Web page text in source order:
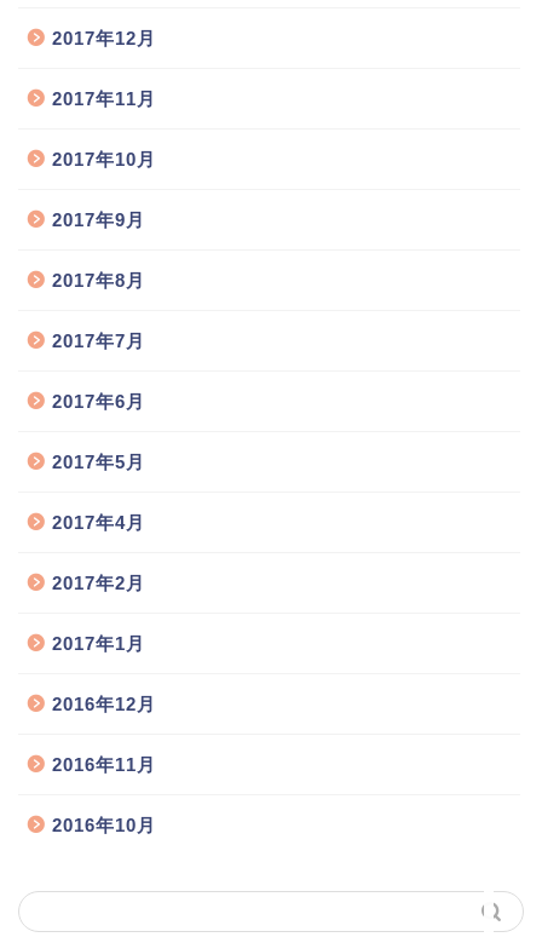
2017年12月
2017年11月
2017年10月
2017年9月
2017年8月
2017年7月
2017年6月
2017年5月
2017年4月
2017年2月
2017年1月
2016年12月
2016年11月
2016年10月